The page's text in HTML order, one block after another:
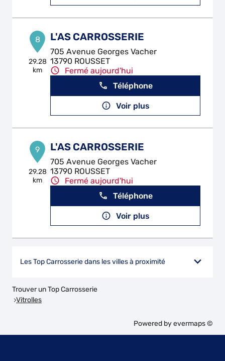
8
29.28
km
L'AS CARROSSERIE
705 Avenue Georges Vacher
13790 ROUSSET
Fermé aujourd'hui
Téléphone
Voir plus
9
29.28
km
L'AS CARROSSERIE
705 Avenue Georges Vacher
13790 ROUSSET
Fermé aujourd'hui
Téléphone
Voir plus
Les Top Carrosserie dans les villes à proximité
Trouver un Top Carrosserie
Vitrolles
Powered byevermaps ©